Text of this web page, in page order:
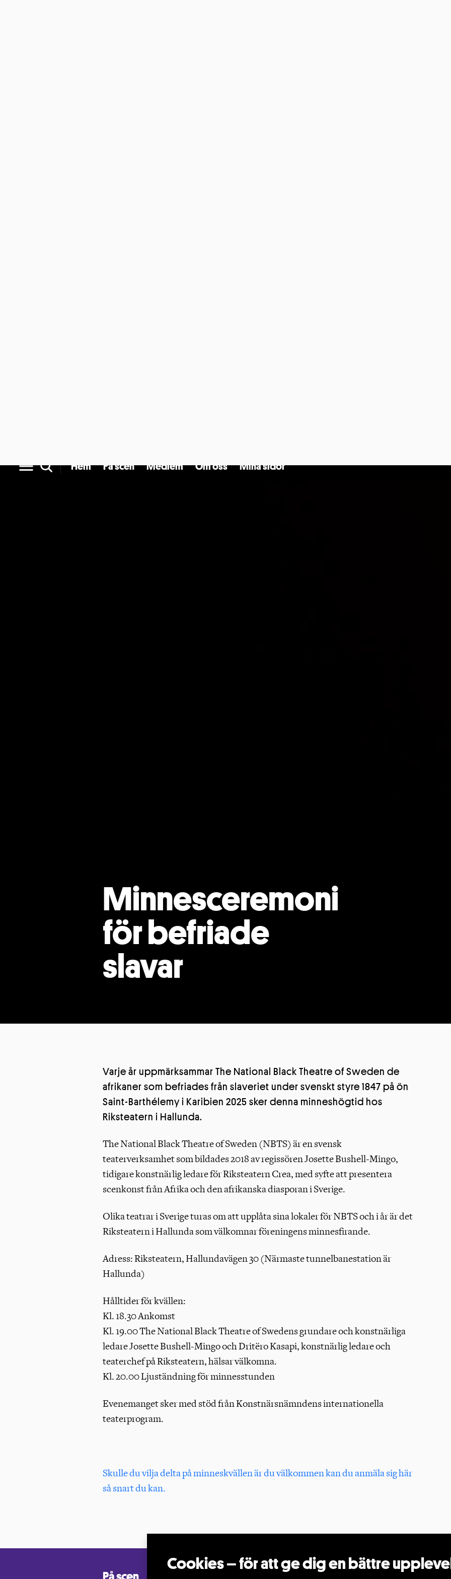
Cookies – för att ge dig en bättre
Vi använder cookies (kakor) för att förenkla ditt besök hos oss genom att
hemsidan.Läs mer om cookies.
Cookieinställningar
Minnesceremoni
för befriade
slavar
Varje år uppmärksammar The National Black Theatre of Sweden de
afrikaner som befriades från slaveriet under svenskt styre 1847 på ön
Saint-Barthélemy i Karibien 2025 sker denna minneshögtid hos
Riksteatern i Hallunda.
The National Black Theatre of Sweden (NBTS) är en svensk
teaterverksamhet som bildades 2018 av regissören Josette Bushell-Mingo,
tidigare konstnärlig ledare för Riksteatern Crea, med syfte att presentera
scenkonst från Afrika och den afrikanska diasporan i Sverige.
Olika teatrar i Sverige turas om att upplåta sina lokaler för NBTS och i år är det
Riksteatern i Hallunda som välkomnar föreningens minnesfirande.
Adress: Riksteatern, Hallundavägen 30 (Närmaste tunnelbanestation är
Hallunda)
Hålltider för kvällen:
Kl. 18.30 Ankomst
Kl. 19.00 The National Black Theatre of Swedens grundare och konstnärliga
ledare Josette Bushell-Mingo och Dritëro Kasapi, konstnärlig ledare och
teaterchef på Riksteatern, hälsar välkomna.
Kl. 20.00 Ljuständning för minnesstunden
Evenemanget sker med stöd från Konstnärsnämndens internationella
teaterprogram.
Skulle du vilja delta på minneskvällen är du välkommen kan du anmäla sig här
så snart du kan.